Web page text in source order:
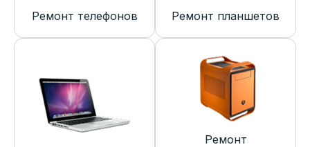
Ремонт телефонов Ремонт планшетов
Ремонт